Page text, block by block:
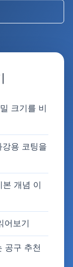
크기를 비
용 코팅을
개념 이
어보기
공구 추천